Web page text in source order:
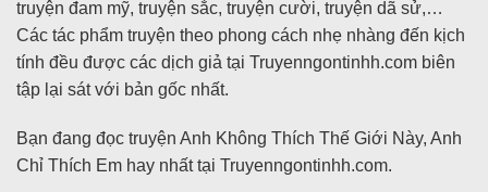
truyện đam mỹ, truyện sắc, truyện cười, truyện dã sử,…
Các tác phẩm truyện theo phong cách nhẹ nhàng đến kịch
tính đều được các dịch giả tại Truyenngontinhh.com biên
tập lại sát với bản gốc nhất.
Bạn đang đọc truyện Anh Không Thích Thế Giới Này, Anh
Chỉ Thích Em hay nhất tại Truyenngontinhh.com.